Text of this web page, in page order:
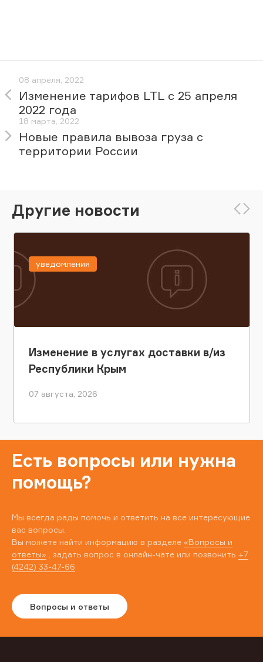
08 апреля, 2022
Изменение тарифов LTL с 25 апреля
2022 года
18 марта, 2022
Новые правила вывоза груза с
территории России
Другие новости
Изменение в услугах доставки в/из
Республики Крым
07 августа, 2026
уведомления
Есть вопросы или нужна
помощь?
Мы всегда рады помочь и ответить на все интересующие
вас вопросы.
Вы можете найти информацию в разделе «Вопросы и
ответы» , задать вопрос в онлайн-чате или позвонить +7
(4242) 33-47-66
Вопросы и ответы